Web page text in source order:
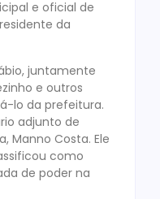
e oficial de
da
juntamente
e outros
lo da prefeitura.
adjunto de
Manno Costa. Ele
como
de poder na